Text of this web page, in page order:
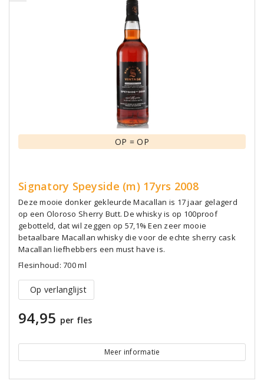
OP = OP
Signatory Speyside (m) 17yrs 2008
Deze mooie donker gekleurde Macallan is 17 jaar gelagerd
op een Oloroso Sherry Butt. De whisky is op 100proof
gebotteld, dat wil zeggen op 57,1% Een zeer mooie
betaalbare Macallan whisky die voor de echte sherry cask
Macallan liefhebbers een must have is.
Flesinhoud: 700 ml
Op verlanglijst
94,95 per fles
Meer informatie